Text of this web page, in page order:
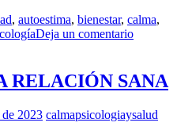
, autoestima, bienestar, calma,
Deja un comentario
RELACIÓN SANA
2023 calmapsicologiaysalud